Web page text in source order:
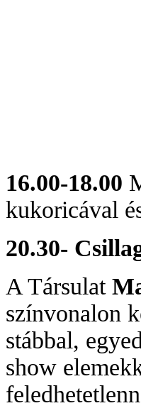
16.00-18.00
kukoricával
20.30-
A Társulat
színvonalon
stábbal,
show